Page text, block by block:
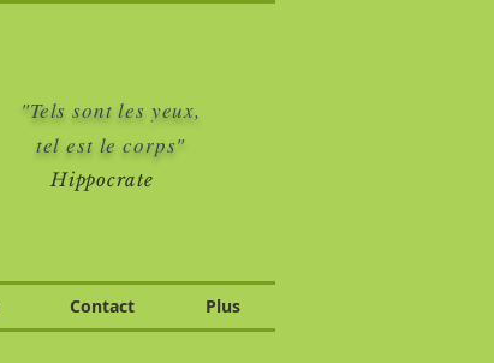
"Tels sont les yeux,
tel est le corps"
Hippocrate
Contact Plus